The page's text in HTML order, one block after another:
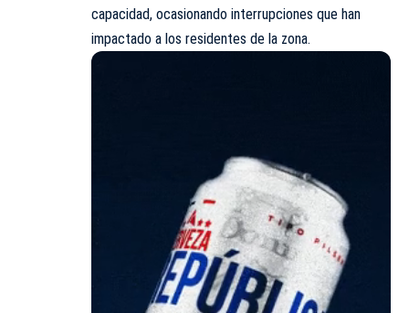
capacidad, ocasionando interrupciones que han
impactado a los residentes de la zona.